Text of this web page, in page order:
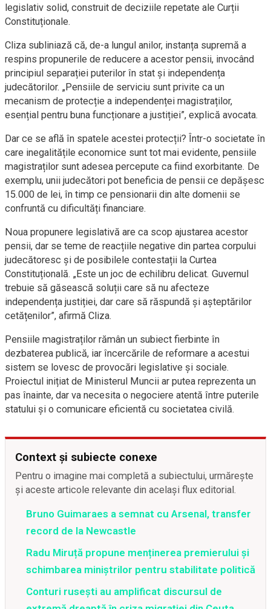
legislativ solid, construit de deciziile repetate ale Curții
Constituționale.
Cliza subliniază că, de-a lungul anilor, instanța supremă a
respins propunerile de reducere a acestor pensii, invocând
principiul separației puterilor în stat și independența
judecătorilor. „Pensiile de serviciu sunt privite ca un
mecanism de protecție a independenței magistraților,
esențial pentru buna funcționare a justiției”, explică avocata.
Dar ce se află în spatele acestei protecții? Într-o societate în
care inegalitățile economice sunt tot mai evidente, pensiile
magistraților sunt adesea percepute ca fiind exorbitante. De
exemplu, unii judecători pot beneficia de pensii ce depășesc
15.000 de lei, în timp ce pensionarii din alte domenii se
confruntă cu dificultăți financiare.
Noua propunere legislativă are ca scop ajustarea acestor
pensii, dar se teme de reacțiile negative din partea corpului
judecătoresc și de posibilele contestații la Curtea
Constituțională. „Este un joc de echilibru delicat. Guvernul
trebuie să găsească soluții care să nu afecteze
independența justiției, dar care să răspundă și așteptărilor
cetățenilor”, afirmă Cliza.
Pensiile magistraților rămân un subiect fierbinte în
dezbaterea publică, iar încercările de reformare a acestui
sistem se lovesc de provocări legislative și sociale.
Proiectul inițiat de Ministerul Muncii ar putea reprezenta un
pas înainte, dar va necesita o negociere atentă între puterile
statului și o comunicare eficientă cu societatea civilă.
Context și subiecte conexe
Pentru o imagine mai completă a subiectului, urmărește
și aceste articole relevante din același flux editorial.
Bruno Guimaraes a semnat cu Arsenal, transfer
record de la Newcastle
Radu Miruță propune menținerea premierului și
schimbarea miniștrilor pentru stabilitate politică
Conturi rusești au amplificat discursul de